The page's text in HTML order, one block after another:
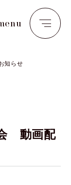
知らせ
動画配